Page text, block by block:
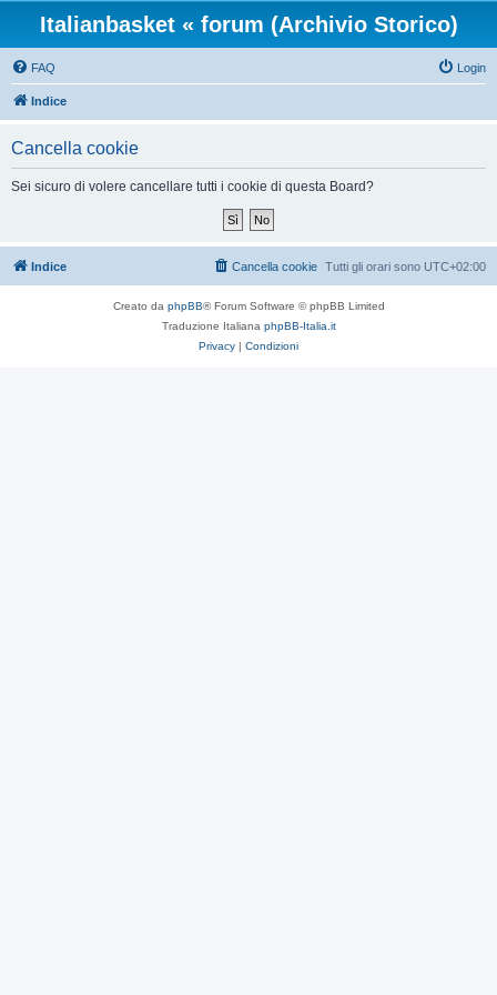
Italianbasket « forum (Archivio Storico)
FAQ Login
Indice
Cancella cookie
Sei sicuro di volere cancellare tutti i cookie di questa Board?
Indice Tutti gli orari sono UTC+02:00
Cancella cookie
Creato da phpBB® Forum Software © phpBB Limited
Traduzione Italiana phpBB-Italia.it
Privacy | Condizioni